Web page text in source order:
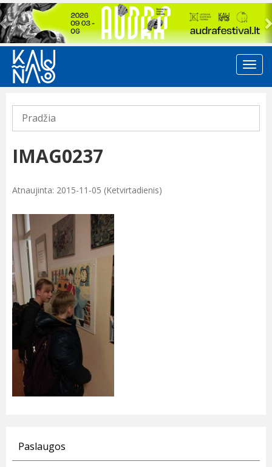
Previous
Pradžia
IMAG0237
Atnaujinta: 2015-11-05 (Ketvirtadienis)
Paslaugos